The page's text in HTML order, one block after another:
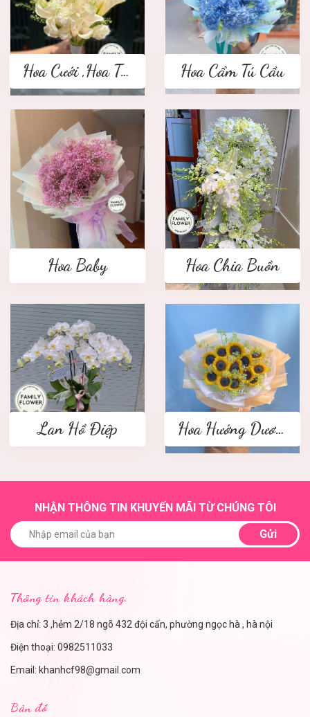
Hoa Cưới ,Hoa Tay Cầm Cô Dâu Hoa Cẩm Tú Cầu
Hoa Baby Hoa Chia Buồn
Lan Hồ Điệp Hoa Hướng Dương
NHẬN THÔNG TIN KHUYẾN MÃI TỪ CHÚNG TÔI
Gửi
Thông tin khách hàng.
Địa chỉ: 3 ,hẻm 2/18 ngõ 432 đội cấn, phường ngọc hà , hà nội
Điện thoại: 0982511033
Email: khanhcf98@gmail.com
Bản đồ